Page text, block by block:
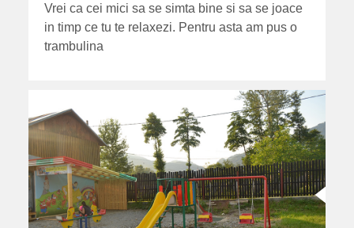
Vrei ca cei mici sa se simta bine si sa se joace
in timp ce tu te relaxezi. Pentru asta am pus o
trambulina